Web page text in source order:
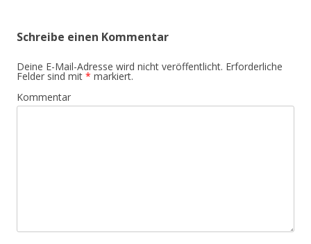
Schreibe einen Kommentar
Deine E-Mail-Adresse wird nicht veröffentlicht. Erforderliche
Felder sind mit * markiert.
Kommentar